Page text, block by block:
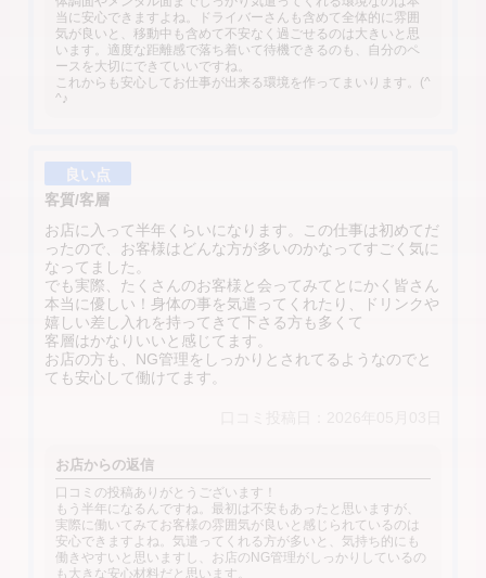
当に安心できますよね。ドライバーさんも含めて全体的に雰囲
気が良いと、移動中も含めて不安なく過ごせるのは大きいと思
います。適度な距離感で落ち着いて待機できるのも、自分のペ
ースを大切にできていいですね。
これからも安心してお仕事が出来る環境を作ってまいります。(^
^♪
良い点
客質/客層
お店に入って半年くらいになります。この仕事は初めてだ
ったので、お客様はどんな方が多いのかなってすごく気に
なってました。
でも実際、たくさんのお客様と会ってみてとにかく皆さん
本当に優しい！身体の事を気遣ってくれたり、ドリンクや
嬉しい差し入れを持ってきて下さる方も多くて
客層はかなりいいと感じてます。
お店の方も、NG管理をしっかりとされてるようなのでと
ても安心して働けてます。
お店からの返信
口コミの投稿ありがとうございます！
もう半年になるんですね。最初は不安もあったと思いますが、
実際に働いてみてお客様の雰囲気が良いと感じられているのは
安心できますよね。気遣ってくれる方が多いと、気持ち的にも
働きやすいと思いますし、お店のNG管理がしっかりしているの
も大きな安心材料だと思います。